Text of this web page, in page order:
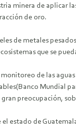
minera de aplicar
de oro.
de metales
que se
monitoreo de las
Mundial
preocupación,
estado de